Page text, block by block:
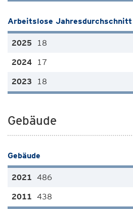
Arbeitslose Jahresdurchschnitt
18
17
18
Gebäude
Gebäude
486
438